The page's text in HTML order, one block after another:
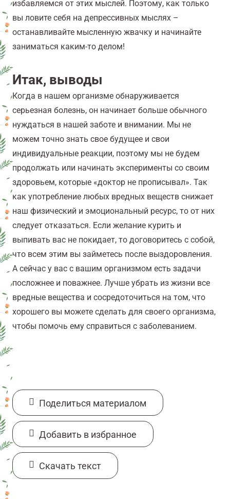
избавляемся от этих мыслей. Поэтому, как только
вы ловите себя на депрессивных мыслях –
останавливайте мысленную жвачку и начинайте
заниматься каким-то делом!
Итак, выводы
Когда в нашем организме обнаруживается
серьезная болезнь, он начинает больше обычного
нуждаться в нашей заботе и внимании. Мы не
можем точно знать свое будущее и свои
индивидуальные реакции, поэтому мы не будем
продолжать или начинать эксперименты со своим
здоровьем, которые «доктор не прописывал». Так
как употребление любых вредных веществ снижает
наш физический и эмоциональный ресурс, то от них
следует отказаться. Если желание курить и
выпивать вас не покидает, то договоритесь с собой,
что всем этим вы займетесь после выздоровления.
А сейчас у вас с вашим организмом есть задачи
посложнее и поважнее. Лучше убрать из жизни все
вредные вещества и сосредоточиться на том, что
хорошего вы можете сделать для своего организма,
чтобы помочь ему справиться с заболеванием.
Поделиться материалом
Добавить в избранное
Cкачать текст